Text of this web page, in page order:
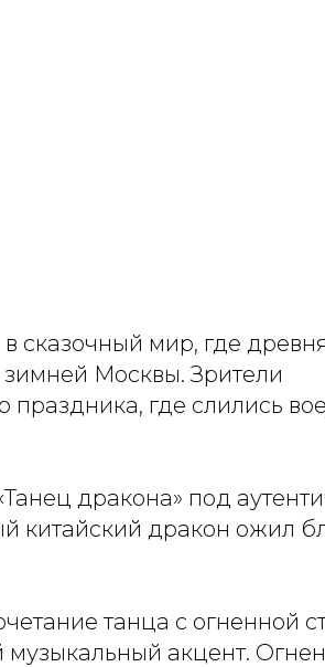
сказочный мир, где
Москвы. Зрители
праздника, где слились
дракона» под
китайский дракон ожил
танца с огненной
акцент.